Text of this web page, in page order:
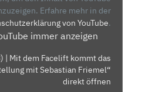
Erfahre mehr in der
von YouTube.
immer anzeigen
| Mit dem Facelift kommt das
mit Sebastian Friemel“
direkt öffnen